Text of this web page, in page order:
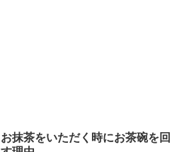
お抹茶をいただく時にお茶碗を回